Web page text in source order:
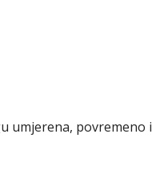
umjerena, povremeno i